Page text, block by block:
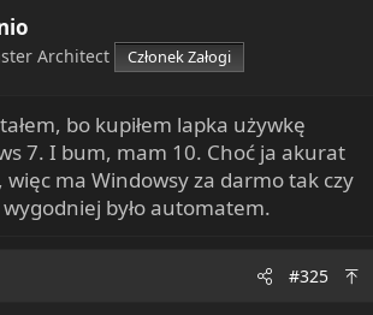
Architect Członek Załogi
bo kupiłem lapka używkę
7. I bum, mam 10. Choć ja akurat
więc ma Windowsy za darmo tak czy
było automatem.
#325